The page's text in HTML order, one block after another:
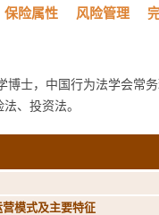
保险属性 风险管理
博士，中国行为法学会常
、投资法。
模式及主要特征